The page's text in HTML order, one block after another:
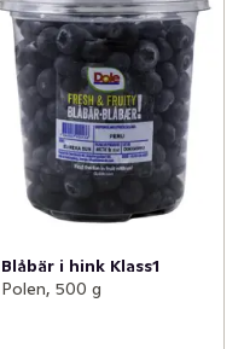
Blåbär i hink Klass1
Polen, 500 g